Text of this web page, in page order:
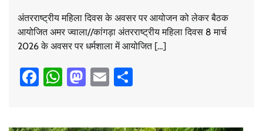
अंतरराष्ट्रीय महिला दिवस के अवसर पर आयोजन को लेकर बैठक
आयोजित अमर ज्वाला//कांगड़ा अंतरराष्ट्रीय महिला दिवस 8 मार्च
2026 के अवसर पर धर्मशाला में आयोजित […]
Facebook
WhatsApp
Mastodon
Email